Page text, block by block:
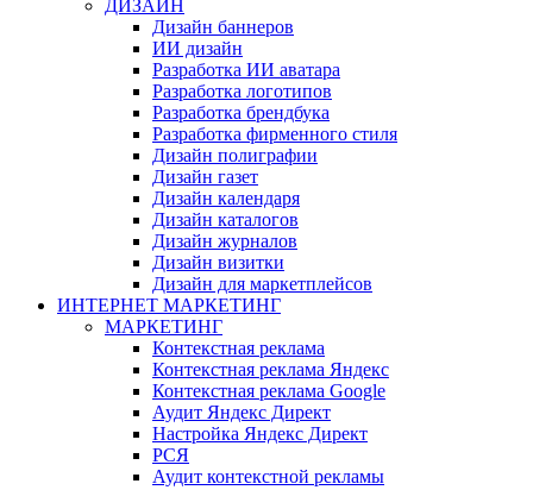
ДИЗАЙН
Дизайн баннеров
ИИ дизайн
Разработка ИИ аватара
Разработка логотипов
Разработка брендбука
Разработка фирменного стиля
Дизайн полиграфии
Дизайн газет
Дизайн календаря
Дизайн каталогов
Дизайн журналов
Дизайн визитки
Дизайн для маркетплейсов
ИНТЕРНЕТ МАРКЕТИНГ
МАРКЕТИНГ
Контекстная реклама
Контекстная реклама Яндекс
Контекстная реклама Google
Аудит Яндекс Директ
Настройка Яндекс Директ
РСЯ
Аудит контекстной рекламы